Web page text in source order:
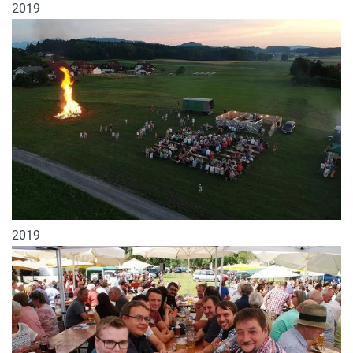
2019
2019